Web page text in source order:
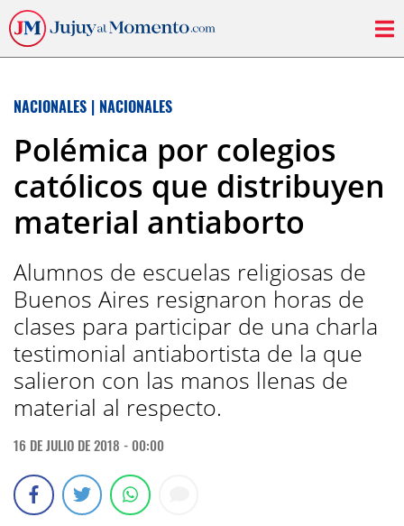
NACIONALES | NACIONALES
Polémica por colegios
católicos que distribuyen
material antiaborto
Alumnos de escuelas religiosas de
Buenos Aires resignaron horas de
clases para participar de una charla
testimonial antiabortista de la que
salieron con las manos llenas de
material al respecto.
16 DE JULIO DE 2018 - 00:00